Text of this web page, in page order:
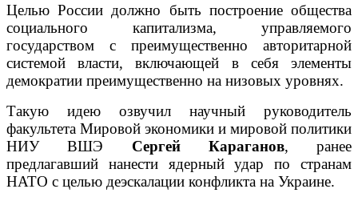
Целью России должно быть построение общества
социального капитализма, управляемого
государством с преимущественно авторитарной
системой власти, включающей в себя элементы
демократии преимущественно на низовых уровнях.
Такую идею озвучил научный руководитель
факультета Мировой экономики и мировой политики
НИУ ВШЭ Сергей Караганов, ранее
предлагавший нанести ядерный удар по странам
НАТО с целью деэскалации конфликта на Украине.